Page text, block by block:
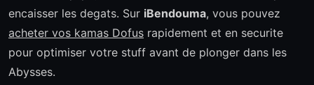
encaisser les degats. Sur iBendouma, vous pouvez
acheter vos kamas Dofus rapidement et en securite
pour optimiser votre stuff avant de plonger dans les
Abysses.